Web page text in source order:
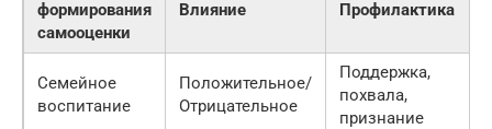
формирования
самооценки
Влияние Профилактика
Семейное
воспитание
Положительное/
Отрицательное
Поддержка,
похвала,
признание